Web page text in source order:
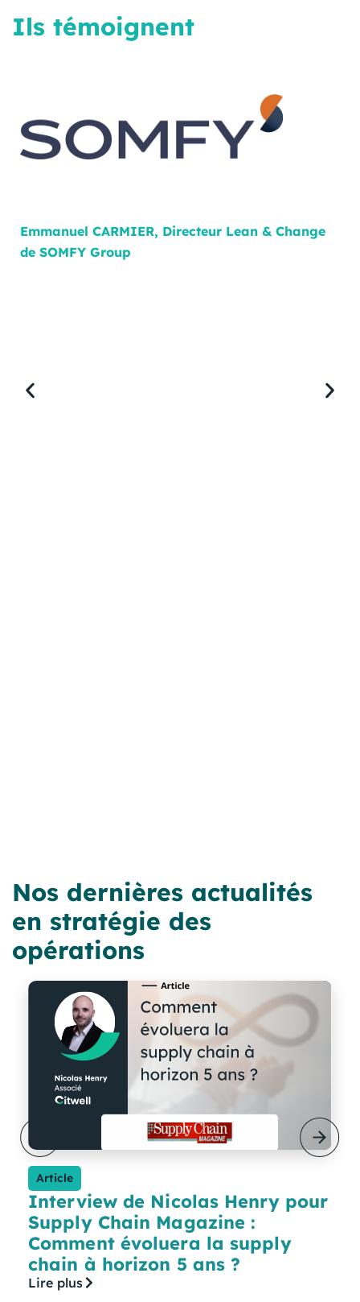
Ils témoignent
Emmanuel CARMIER, Directeur Lean & Change
de SOMFY Group
Nos dernières actualités
en stratégie des
opérations
Article
Interview de Nicolas Henry pour
Supply Chain Magazine :
Comment évoluera la supply
chain à horizon 5 ans ?
Lire plus